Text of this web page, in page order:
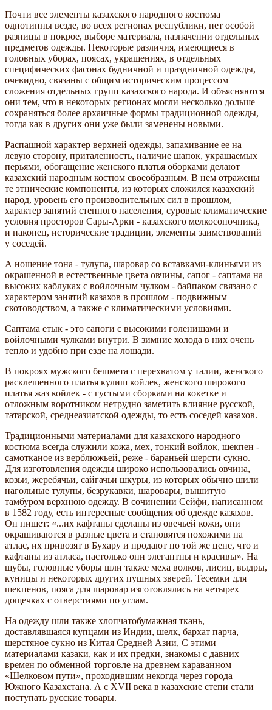
Почти все элементы казахского народного костюма
однотипны везде, во всех регионах республики, нет особой
разницы в покрое, выборе материала, назначении отдельных
предметов одежды. Некоторые различия, имеющиеся в
головных уборах, поясах, украшениях, в отдельных
специфических фасонах будничной и праздничной одежды,
очевидно, связаны с общим историческим процессом
сложения отдельных групп казахского народа. И объясняются
они тем, что в некоторых регионах могли несколько дольше
сохраняться более архаичные формы традиционной одежды,
тогда как в других они уже были заменены новыми.
Распашной характер верхней одежды, запахивание ее на
левую сторону, приталенность, наличие шапок, украшаемых
перьями, обогащение женского платья оборками делают
казахский народным костюм своеобразным. В нем отражены
те этнические компоненты, из которых сложился казахский
народ, уровень его производительных сил в прошлом,
характер занятий степного населения, суровые климатические
условия просторов Сары-Арки - казахского мелкосопочника,
и наконец, исторические традиции, элементы заимствований
у соседей.
А ношение тона - тулупа, шаровар со вставками-клиньями из
окрашенной в естественные цвета овчины, сапог - саптама на
высоких каблуках с войлочным чулком - байпаком связано с
характером занятий казахов в прошлом - подвижным
скотоводством, а также с климатическими условиями.
Саптама етык - это сапоги с высокими голенищами и
войлочными чулками внутри. В зимние холода в них очень
тепло и удобно при езде на лошади.
В покроях мужского бешмета с перехватом у талии, женского
расклешенного платья кулиш койлек, женского широкого
платья жаз койлек - с густыми сборками на кокетке и
отложным воротником нетрудно заметить влияние русской,
татарской, среднеазиатской одежды, то есть соседей казахов.
Традиционными материалами для казахского народного
костюма всегда служили кожа, мех, тонкий войлок, шекпен -
самотканое из верблюжьей, реже - бараньей шерсти сукно.
Для изготовления одежды широко использовались овчина,
козьи, жеребячьи, сайгачьи шкуры, из которых обычно шили
нагольные тулупы, безрукавки, шаровары, вышитую
тамбуром верхнюю одежду. В сочинении Сейфи, написанном
в 1582 году, есть интересные сообщения об одежде казахов.
Он пишет: «...их кафтаны сделаны из овечьей кожи, они
окрашиваются в разные цвета и становятся похожими на
атлас, их привозят в Бухару и продают по той же цене, что и
кафтаны из атласа, настолько они элегантны и красивы». На
шубы, головные уборы шли также меха волков, лисиц, выдры,
куницы и некоторых других пушных зверей. Тесемки для
шекпенов, пояса для шаровар изготовлялись на четырех
дощечках с отверстиями по углам.
На одежду шли также хлопчатобумажная ткань,
доставлявшаяся купцами из Индии, шелк, бархат парча,
шерстяное сукно из Китая Средней Азии, С этими
материалами казаки, как и их предки, знакомы с давних
времен по обменной торговле на древнем караванном
«Шелковом пути», проходившим некогда через города
Южного Казахстана. А с XVII века в казахские степи стали
поступать русские товары.